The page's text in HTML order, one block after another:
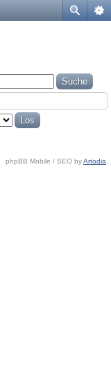
phpBB Mobile / SEO byArtodia